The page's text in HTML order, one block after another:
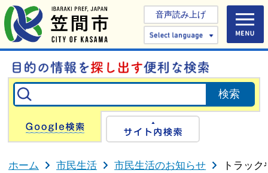
音声読み上げ
Select
Google検索
ホーム 市民生活 市民生活のお知らせ トラッ